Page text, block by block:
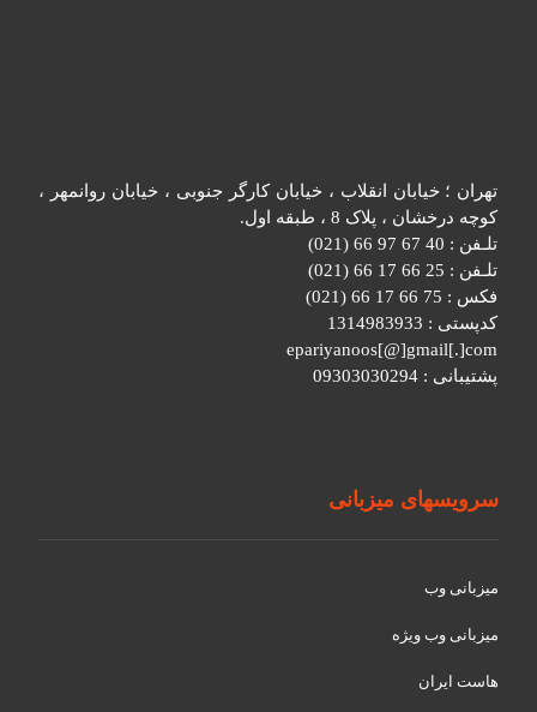
تهران ؛ خیابان انقلاب ، خیابان کارگر جنوبی ، خیابان روانمهر ،
کوچه درخشان ، پلاک 8 ، طبقه اول.
تلـفن : 40 67 97 66 (021)
تلـفن : 25 66 17 66 (021)
فکس : 75 66 17 66 (021)
کدپستی : 1314983933
epariyanoos[@]gmail[.]com
پشتیبانی : 09303030294
سرویسهای میزبانی
میزبانی وب
میزبانی وب ویژه
هاست ایران